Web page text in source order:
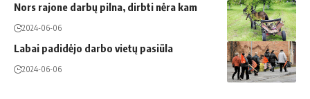
Nors rajone darbų pilna, dirbti nėra kam
2024-06-06
Labai padidėjo darbo vietų pasiūla
2024-06-06